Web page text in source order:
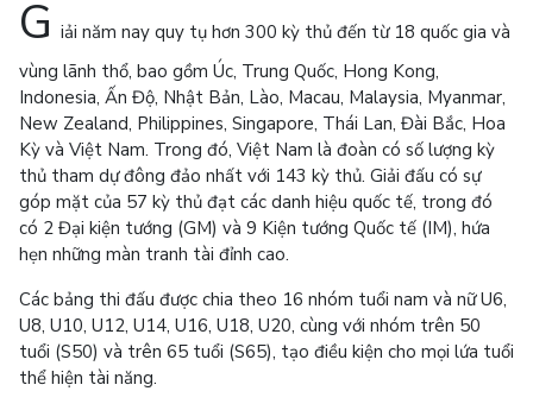
G iải năm nay quy tụ hơn 300 kỳ thủ đến từ 18 quốc gia và
vùng lãnh thổ, bao gồm Úc, Trung Quốc, Hong Kong,
Indonesia, Ấn Độ, Nhật Bản, Lào, Macau, Malaysia, Myanmar,
New Zealand, Philippines, Singapore, Thái Lan, Đài Bắc, Hoa
Kỳ và Việt Nam. Trong đó, Việt Nam là đoàn có số lượng kỳ
thủ tham dự đông đảo nhất với 143 kỳ thủ. Giải đấu có sự
góp mặt của 57 kỳ thủ đạt các danh hiệu quốc tế, trong đó
có 2 Đại kiện tướng (GM) và 9 Kiện tướng Quốc tế (IM), hứa
hẹn những màn tranh tài đỉnh cao.
Các bảng thi đấu được chia theo 16 nhóm tuổi nam và nữ U6,
U8, U10, U12, U14, U16, U18, U20, cùng với nhóm trên 50
tuổi (S50) và trên 65 tuổi (S65), tạo điều kiện cho mọi lứa tuổi
thể hiện tài năng.